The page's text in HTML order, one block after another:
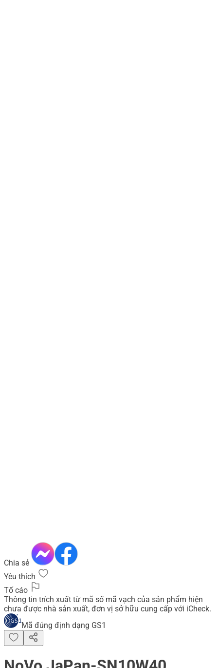
Chia sẻ
Yêu thích
Tố cáo
Thông tin trích xuất từ mã số mã vạch của sản phẩm hiện
chưa được nhà sản xuất, đơn vị sở hữu cung cấp với iCheck.
Mã đúng định dạng GS1